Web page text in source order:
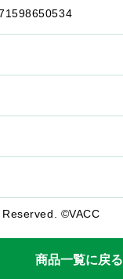
©VACC
商品一覧に戻る